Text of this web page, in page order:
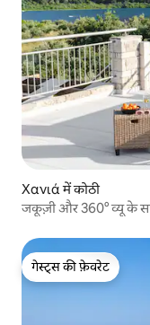
Χανιά में कोठी
जकूज़ी और 360° व्यू के
गेस्ट्स की फ़ेवरेट
गेस्ट्स की फ़ेवरेट